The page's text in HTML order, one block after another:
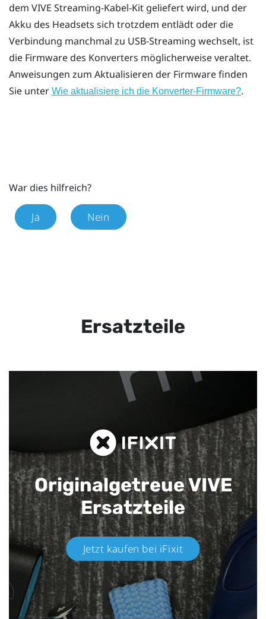
dem VIVE Streaming-Kabel-Kit geliefert wird, und der
Akku des Headsets sich trotzdem entlädt oder die
Verbindung manchmal zu USB-Streaming wechselt, ist
die Firmware des Konverters möglicherweise veraltet.
Anweisungen zum Aktualisieren der Firmware finden
Sie unter Wie aktualisiere ich die Konverter-Firmware?.
War dies hilfreich?
Ja Nein
Ersatzteile
Originalgetreue VIVE
Ersatzteile
Jetzt kaufen bei iFixit​